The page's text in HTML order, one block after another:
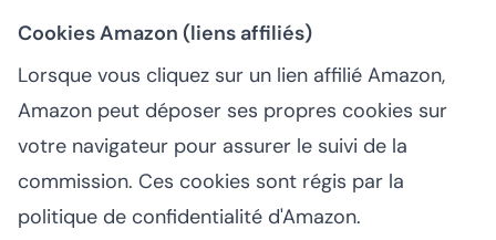
Cookies Amazon (liens affiliés)
Lorsque vous cliquez sur un lien affilié Amazon,
Amazon peut déposer ses propres cookies sur
votre navigateur pour assurer le suivi de la
commission. Ces cookies sont régis par la
politique de confidentialité d'Amazon.